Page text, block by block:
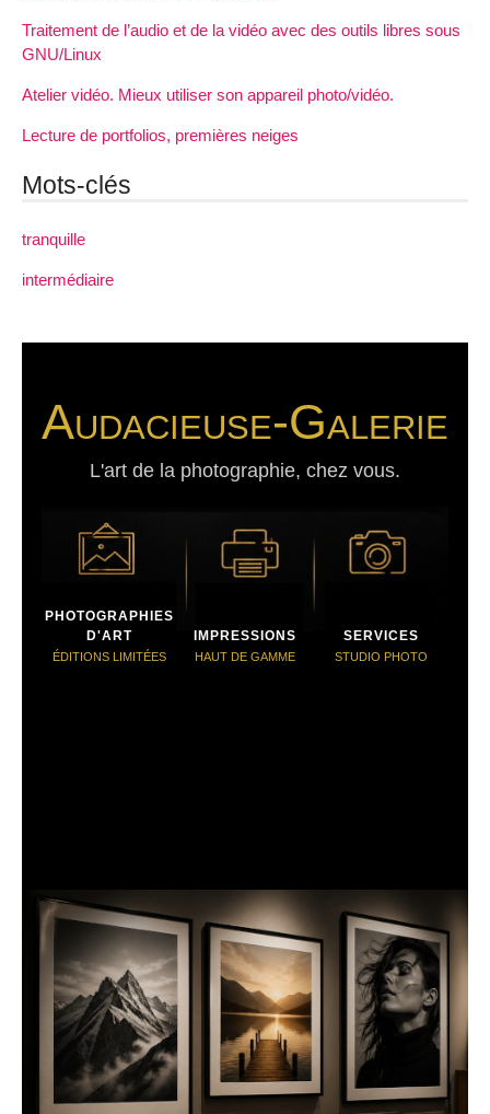
Traitement de l’audio et de la vidéo avec des outils libres sous
GNU/Linux
Atelier vidéo. Mieux utiliser son appareil photo/vidéo.
Lecture de portfolios, premières neiges
Mots-clés
tranquille
intermédiaire
Audacieuse-Galerie
L'art de la photographie, chez vous.
PHOTOGRAPHIES
D'ART
ÉDITIONS LIMITÉES
IMPRESSIONS
HAUT DE GAMME
SERVICES
STUDIO PHOTO